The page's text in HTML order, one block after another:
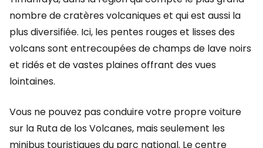
nombre de cratères volcaniques et qui est aussi la
plus diversifiée. Ici, les pentes rouges et lisses des
volcans sont entrecoupées de champs de lave noirs
et ridés et de vastes plaines offrant des vues
lointaines.
Vous ne pouvez pas conduire votre propre voiture
sur la Ruta de los Volcanes, mais seulement les
minibus touristiques du parc national. Le centre